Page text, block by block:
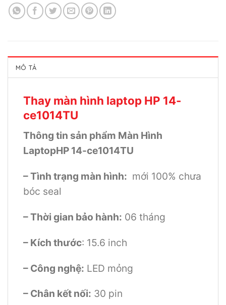
MÔ TẢ
Thay màn hình laptop HP 14-
ce1014TU
Thông tin sản phẩm Màn Hình
LaptopHP 14-ce1014TU
– Tình trạng màn hình: mới 100% chưa
bóc seal
– Thời gian bảo hành: 06 tháng
– Kích thước: 15.6 inch
– Công nghệ: LED mỏng
– Chân kết nối: 30 pin